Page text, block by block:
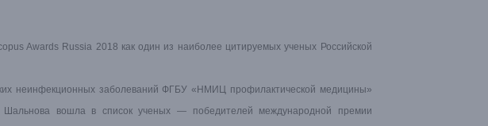
Awards Russia 2018 как один из наиболее цитируемых ученых Российской
неинфекционных заболеваний ФГБУ «НМИЦ профилактической медицины»
вошла в список ученых — победителей международной премии